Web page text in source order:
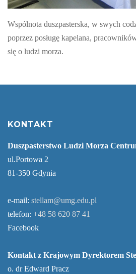
Wspólnota duszpasterska, w swych
poprzez posługę kapelana,
się o ludzi morza.
KONTAKT
Duszpasterstwo Ludzi Morza
ul.Portowa 2
81-350 Gdynia
e-mail: stellam@umg.edu.pl
telefon: +48 58 620 87 41
Facebook
Kontakt z Krajowym Dyrektorem
o. dr Edward Pracz